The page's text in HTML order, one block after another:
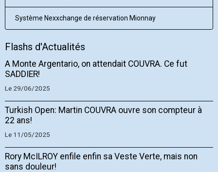
Système Nexxchange de réservation Mionnay
Flashs d'Actualités
A Monte Argentario, on attendait COUVRA. Ce fut
SADDIER!
Le 29/06/2025
Turkish Open: Martin COUVRA ouvre son compteur à
22 ans!
Le 11/05/2025
Rory McILROY enfile enfin sa Veste Verte, mais non
sans douleur!